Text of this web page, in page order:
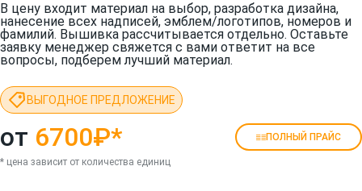
В цену входит материал на выбор, разработка дизайна,
нанесение всех надписей, эмблем/логотипов, номеров и
фамилий. Вышивка рассчитывается отдельно. Оставьте
заявку менеджер свяжется с вами ответит на все
вопросы, подберем лучший материал.
ВЫГОДНОЕ ПРЕДЛОЖЕНИЕ
от 6700₽* ПОЛНЫЙ ПРАЙС
* цена зависит от количества единиц